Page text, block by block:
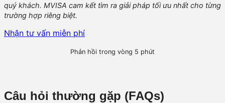
quý khách. MVISA cam kết tìm ra giải pháp tối ưu nhất cho từng
trường hợp riêng biệt.
Nhận tư vấn miễn phí
Phản hồi trong vòng 5 phút
Câu hỏi thường gặp (FAQs)